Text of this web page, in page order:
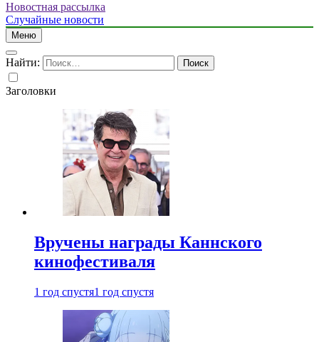
Новостная рассылка
Случайные новости
Меню
Найти:
Заголовки
Вручены награды Каннского
кинофестиваля
1 год спустя1 год спустя